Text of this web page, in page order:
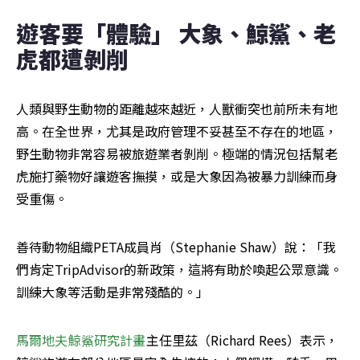
遊客要「體驗」 大象、鯨鯊、老
虎都遭剝削
人類與野生動物的距離越來越近，人獸衝突也前所未有地
高。在全世界，尤其是政府管理不妥甚至不存在的地區，
野生動物非常容易被旅遊業者剝削。極端的情況包括幫老
虎施打藥物好讓遊客撫摸，或是大象因為被暴力訓練而身
受重傷。
善待動物組織PETA成員肖（Stephanie Shaw）說：「我
們肯定TripAdvisor的新政策，這將有助於喚起公眾意識。
訓練大象等活動是非常殘酷的。」
馬爾地夫鯨鯊研究計畫主任里茲（Richard Rees）表示，